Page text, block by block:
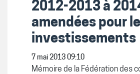
2012-2013 à
amendées pour
investissements
7 mai 2013 09:10
Mémoire de la Fédération des